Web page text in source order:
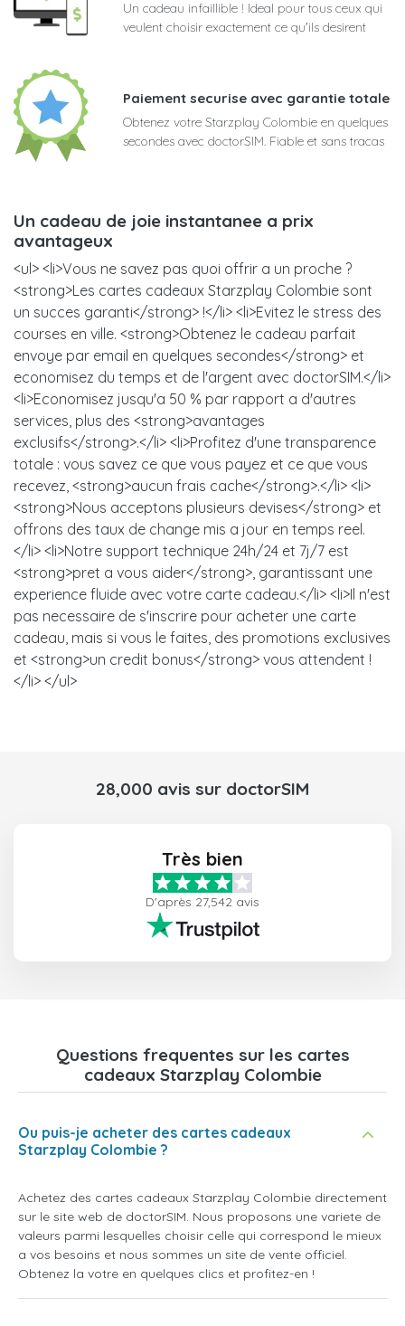
Un cadeau infaillible ! Ideal pour tous ceux qui
veulent choisir exactement ce qu'ils desirent
Paiement securise avec garantie totale
Obtenez votre Starzplay Colombie en quelques
secondes avec doctorSIM. Fiable et sans tracas
Un cadeau de joie instantanee a prix
avantageux
<ul> <li>Vous ne savez pas quoi offrir a un proche ?
<strong>Les cartes cadeaux Starzplay Colombie sont
un succes garanti</strong> !</li> <li>Evitez le stress des
courses en ville. <strong>Obtenez le cadeau parfait
envoye par email en quelques secondes</strong> et
economisez du temps et de l'argent avec doctorSIM.</li>
<li>Economisez jusqu'a 50 % par rapport a d'autres
services, plus des <strong>avantages
exclusifs</strong>.</li> <li>Profitez d'une transparence
totale : vous savez ce que vous payez et ce que vous
recevez, <strong>aucun frais cache</strong>.</li> <li>
<strong>Nous acceptons plusieurs devises</strong> et
offrons des taux de change mis a jour en temps reel.
</li> <li>Notre support technique 24h/24 et 7j/7 est
<strong>pret a vous aider</strong>, garantissant une
experience fluide avec votre carte cadeau.</li> <li>Il n'est
pas necessaire de s'inscrire pour acheter une carte
cadeau, mais si vous le faites, des promotions exclusives
et <strong>un credit bonus</strong> vous attendent !
</li> </ul>
28,000 avis sur doctorSIM
Très bien
D'après 27,542 avis
Questions frequentes sur les cartes
cadeaux Starzplay Colombie
Ou puis-je acheter des cartes cadeaux
Starzplay Colombie ?
Achetez des cartes cadeaux Starzplay Colombie directement
sur le site web de doctorSIM. Nous proposons une variete de
valeurs parmi lesquelles choisir celle qui correspond le mieux
a vos besoins et nous sommes un site de vente officiel.
Obtenez la votre en quelques clics et profitez-en !